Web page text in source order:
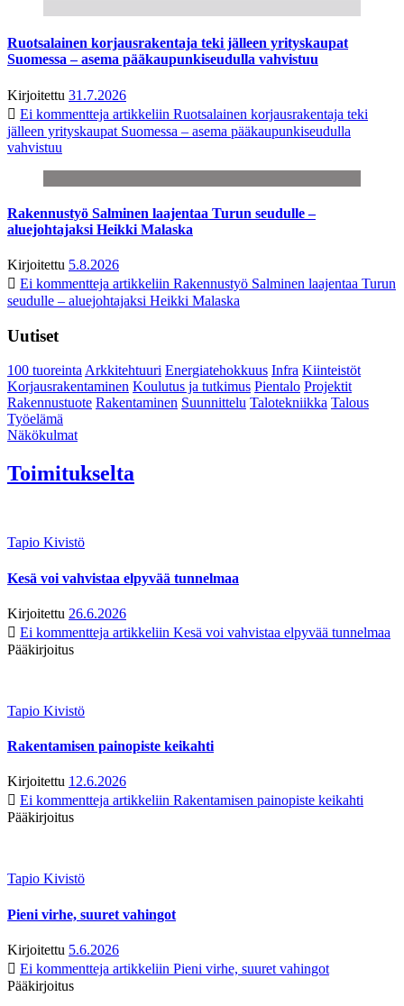
Ruotsalainen korjausrakentaja teki jälleen yrityskaupat
Suomessa – asema pääkaupunkiseudulla vahvistuu
Kirjoitettu 31.7.2026
Ei kommentteja artikkeliin Ruotsalainen korjausrakentaja teki
jälleen yrityskaupat Suomessa – asema pääkaupunkiseudulla
vahvistuu
Rakennustyö Salminen laajentaa Turun seudulle –
aluejohtajaksi Heikki Malaska
Kirjoitettu 5.8.2026
Ei kommentteja artikkeliin Rakennustyö Salminen laajentaa Turun
seudulle – aluejohtajaksi Heikki Malaska
Uutiset
100 tuoreintaArkkitehtuuri Energiatehokkuus Infra Kiinteistöt
Korjausrakentaminen Koulutus ja tutkimus Pientalo Projektit
Rakennustuote Rakentaminen Suunnittelu Talotekniikka Talous
Työelämä
Näkökulmat
Toimitukselta
Tapio Kivistö
Kesä voi vahvistaa elpyvää tunnelmaa
Kirjoitettu 26.6.2026
Ei kommentteja artikkeliin Kesä voi vahvistaa elpyvää tunnelmaa
Pääkirjoitus
Tapio Kivistö
Rakentamisen painopiste keikahti
Kirjoitettu 12.6.2026
Ei kommentteja artikkeliin Rakentamisen painopiste keikahti
Pääkirjoitus
Tapio Kivistö
Pieni virhe, suuret vahingot
Kirjoitettu 5.6.2026
Ei kommentteja artikkeliin Pieni virhe, suuret vahingot
Pääkirjoitus